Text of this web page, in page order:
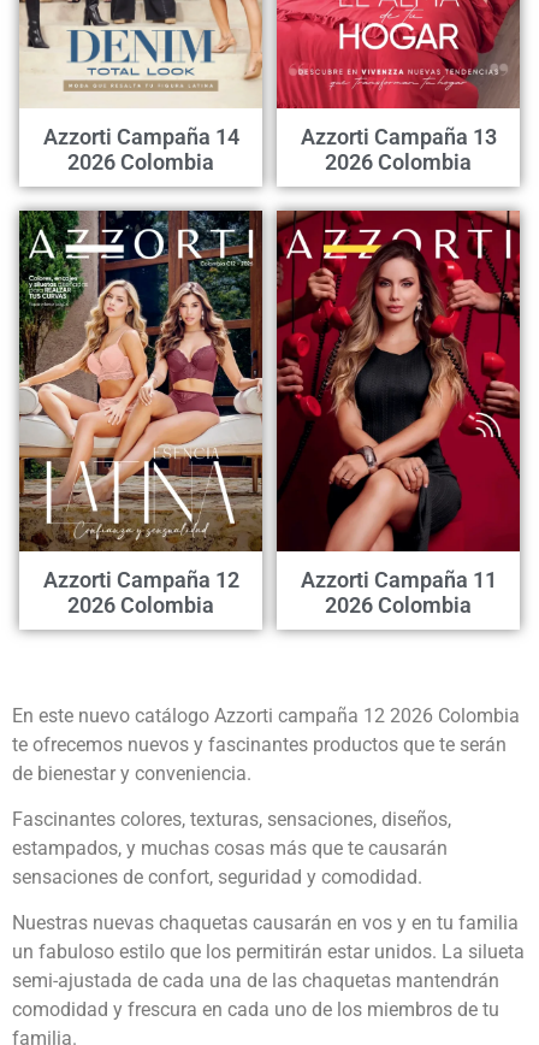
Azzorti Campaña 14
2026 Colombia
Azzorti Campaña 13
2026 Colombia
Azzorti Campaña 12
2026 Colombia
Azzorti Campaña 11
2026 Colombia
En este nuevo catálogo Azzorti campaña 12 2026 Colombia
te ofrecemos nuevos y fascinantes productos que te serán
de bienestar y conveniencia.
Fascinantes colores, texturas, sensaciones, diseños,
estampados, y muchas cosas más que te causarán
sensaciones de confort, seguridad y comodidad.
Nuestras nuevas chaquetas causarán en vos y en tu familia
un fabuloso estilo que los permitirán estar unidos. La silueta
semi-ajustada de cada una de las chaquetas mantendrán
comodidad y frescura en cada uno de los miembros de tu
familia.